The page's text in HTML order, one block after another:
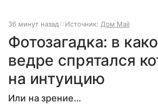
36 минут назад Источник: Дом Mail
Фотозагадка: в
ведре спрятался
на интуицию
Или на зрение…